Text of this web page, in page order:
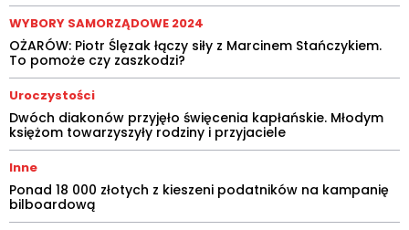
WYBORY SAMORZĄDOWE 2024
OŻARÓW: Piotr Ślęzak łączy siły z Marcinem Stańczykiem.
To pomoże czy zaszkodzi?
Uroczystości
Dwóch diakonów przyjęło święcenia kapłańskie. Młodym
księżom towarzyszyły rodziny i przyjaciele
Inne
Ponad 18 000 złotych z kieszeni podatników na kampanię
bilboardową